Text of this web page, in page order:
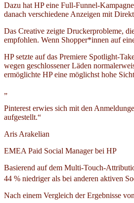
Dazu hat HP eine Full-Funnel-
danach verschiedene Anzeigen mit
Das Creative zeigte Druckerprobleme,
empfohlen. Wenn Shopper*innen auf
HP setzte auf das Premiere Spotlight-
wegen geschlossener Läden
ermöglichte HP eine möglichst hohe
„
Pinterest erwies sich mit den
aufgestellt.“
Aris Arakelian
EMEA Paid Social Manager bei HP
Basierend auf dem Multi-Touch-
44 % niedriger als bei anderen aktiven
Nach einem Vergleich der Ergebnisse